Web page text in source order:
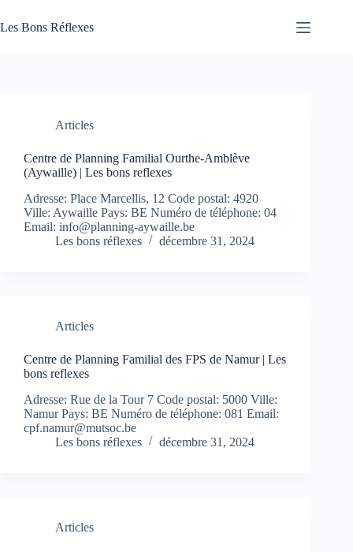
au
contenu
Les Bons Réflexes
Articles
Centre de Planning Familial Ourthe-Amblève
(Aywaille) | Les bons reflexes
Adresse: Place Marcellis, 12 Code postal: 4920
Ville: Aywaille Pays: BE Numéro de téléphone: 04
Email: info@planning-aywaille.be
Les bons réflexes
décembre 31, 2024
Articles
Centre de Planning Familial des FPS de Namur | Les
bons reflexes
Adresse: Rue de la Tour 7 Code postal: 5000 Ville:
Namur Pays: BE Numéro de téléphone: 081 Email:
cpf.namur@mutsoc.be
Les bons réflexes
décembre 31, 2024
Articles